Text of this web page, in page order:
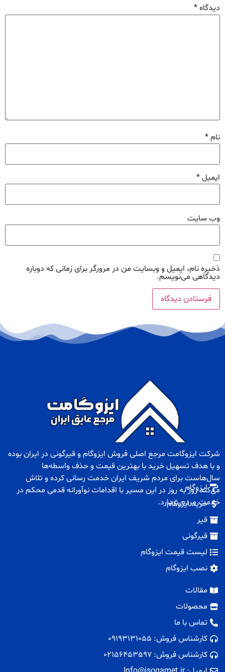
دیدگاه*
نام*
ایمیل*
وب‌ سایت
ذخیره نام، ایمیل و وبسایت من در مرورگر برای زمانی که دوباره
دیدگاهی می‌نویسم.
شرکت ایزوگامت مرجع اصلی فروش ایزوگام وقیرگونی در ایران بوده
و با هدف تسهیل خرید با بهترین قیمت و حذف واسطه‌ها
سال‌هاست برای مردم شریف ایران خدمت رسانی کرده و تلاش
می‌کند روز به روز در این مسیر با اقدامات نوآورانه قدمی محکم در
خدمت مردم بردارد.
ایزوگام
خرید ایزوگام
قیر
قیرگونی
لیست قیمت ایزوگام
نصب ایزوگام
مقالات
محصولات
تماس با ما
کارشناس فروش: 09193131055
کارشناس فروش: 02156453597